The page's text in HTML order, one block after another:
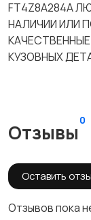
FT4Z8A284A
НАЛИЧИИ ИЛИ
КУЗОВНЫХ
Отзывы
0
Оставить
Отзывов пока